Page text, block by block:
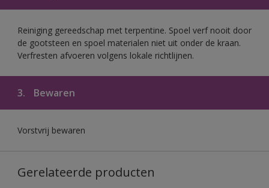
Reiniging gereedschap met terpentine. Spoel verf nooit door
de gootsteen en spoel materialen niet uit onder de kraan.
Verfresten afvoeren volgens lokale richtlijnen.
3. Bewaren
Vorstvrij bewaren
Gerelateerde producten